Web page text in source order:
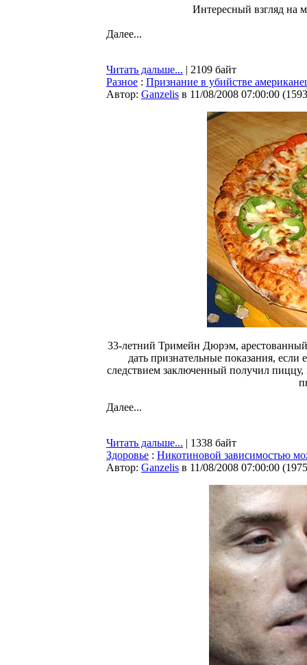
Интересный взгляд на
Далее...
Читать дальше... | 2109 байт
Разное : Признание в убийстве
Автор: Ganzelis в 11/08/2008 07:00:00 (
33-летний Тримейн Дюрэм, арестованный
дать признательные показания, если
следствием заключенный получил
Далее...
Читать дальше... | 1338 байт
Здоровье : Никотиновой зависимостью
Автор: Ganzelis в 11/08/2008 07:00:00 (